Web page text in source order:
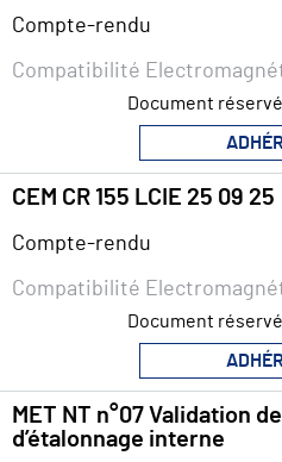
Compte-rendu
Compatibilité
Document
CEM CR 155 LCIE 25 09 25
Compte-rendu
Compatibilité
Document
MET NT n°07 Validation
d’étalonnage interne